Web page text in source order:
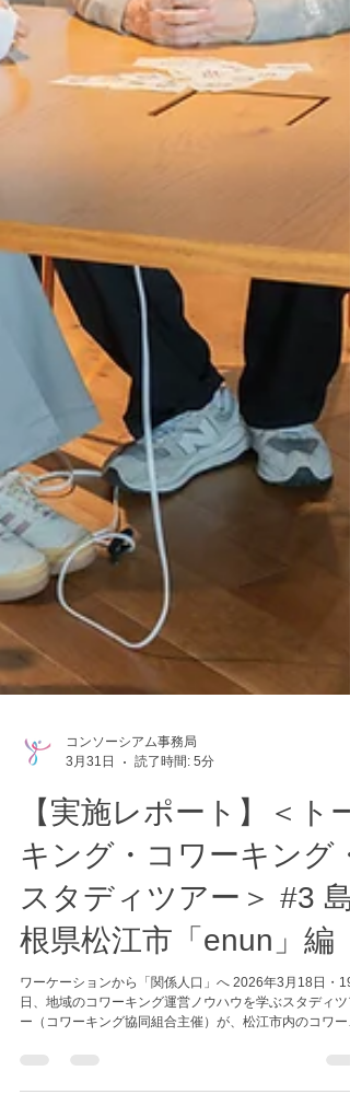
コンソーシアム事務局
3月31日
読了時間: 5分
【実施レポート】＜トー
キング・コワーキング・